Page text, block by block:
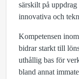
särskilt på
innovativa och
Kompetensen
bidrar starkt till
uthållig bas för
bland annat